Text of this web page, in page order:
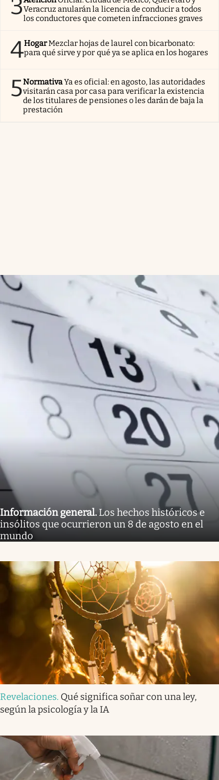
3Veracruz anularán la licencia de conducir a todos
los conductores que cometen infracciones graves
4HogarMezclar hojas de laurel con bicarbonato:
para qué sirve y por qué ya se aplica en los hogares
5NormativaYa es oficial: en agosto, las autoridades
visitarán casa por casa para verificar la existencia
de los titulares de pensiones o les darán de baja la
prestación
Información general. Los hechos históricos e
insólitos que ocurrieron un 8 de agosto en el
mundo
Revelaciones. Qué significa soñar con una ley,
según la psicología y la IA